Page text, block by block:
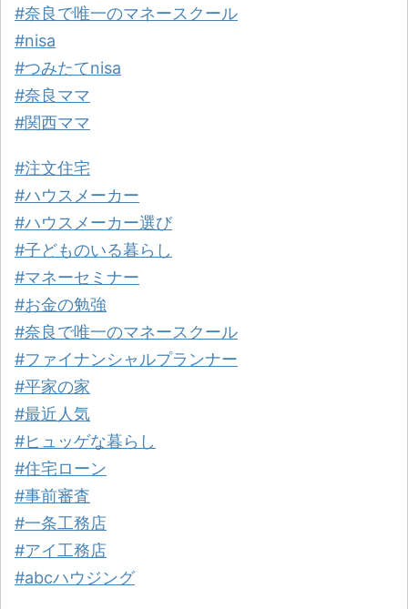
#奈良で唯一のマネースクール
#nisa
#つみたてnisa
#奈良ママ
#関西ママ
#注文住宅
#ハウスメーカー
#ハウスメーカー選び
#子どものいる暮らし
#マネーセミナー
#お金の勉強
#奈良で唯一のマネースクール
#ファイナンシャルプランナー
#平家の家
#最近人気
#ヒュッゲな暮らし
#住宅ローン
#事前審査
#一条工務店
#アイ工務店
#abcハウジング